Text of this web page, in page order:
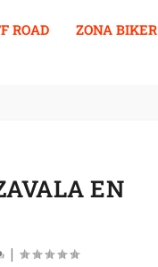
ROAD ZONA BIKER
EN
|